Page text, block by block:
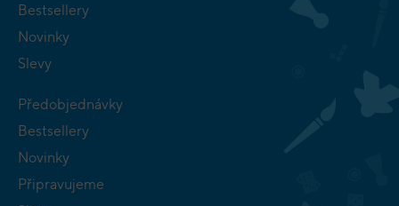
Bestsellery
Novinky
Slevy
Předobjednávky
Bestsellery
Novinky
Připravujeme